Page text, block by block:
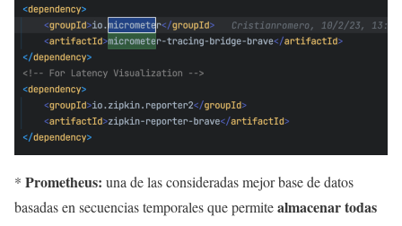
* Prometheus: una de las consideradas mejor base de datos
basadas en secuencias temporales que permitealmacenar todas